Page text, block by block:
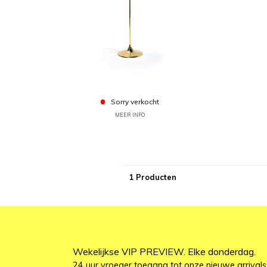
Sorry verkocht
MEER INFO
1 Producten
Wekelijkse VIP PREVIEW. Elke donderdag.